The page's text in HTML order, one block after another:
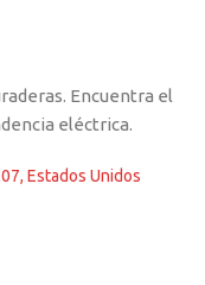
Encuentra el
eléctrica.
Estados Unidos